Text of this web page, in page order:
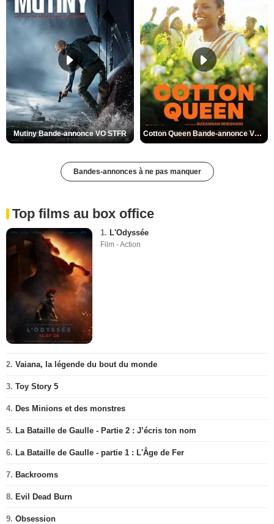
Mutiny Bande-annonce VO STFR Cotton Queen Bande-annonce VO STFR
Bandes-annonces à ne pas manquer
Top films au box office
1. L'Odyssée
Film - Action
2. Vaiana, la légende du bout du monde
3. Toy Story 5
4. Des Minions et des monstres
5. La Bataille de Gaulle - Partie 2 : J’écris ton nom
6. La Bataille de Gaulle - partie 1 : L'Âge de Fer
7. Backrooms
8. Evil Dead Burn
9. Obsession